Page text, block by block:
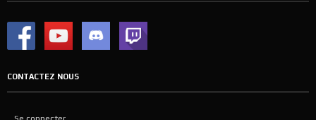
CONTACTEZ NOUS